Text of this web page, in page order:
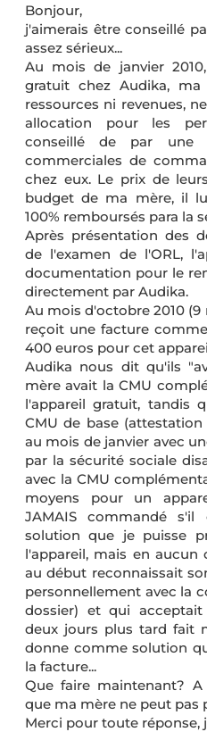
Bonjour,
j'aimerais être conseillé
assez sérieux...
Au mois de janvier
gratuit chez Audika,
ressources ni revenues,
allocation pour les
conseillé de par une
commerciales de
chez eux. Le prix de
budget de ma mère, il
100% remboursés para la
Après présentation des
de l'examen de l'ORL,
documentation pour le
directement par Audika.
Au mois d'octobre 2010
reçoit une facture
400 euros pour cet
Audika nous dit qu'ils
mère avait la CMU
l'appareil gratuit, tandis
CMU de base (attestation
au mois de janvier avec
par la sécurité sociale
avec la CMU
moyens pour un
JAMAIS commandé s'il
solution que je puisse
l'appareil, mais en aucun
au début reconnaissait
personnellement avec la
dossier) et qui acceptait
deux jours plus tard fait
donne comme solution
la facture...
Que faire maintenant?
que ma mère ne peut pas
Merci pour toute réponse,